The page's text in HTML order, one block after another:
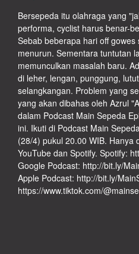
Bersepeda itu olahraga yang
performa, cyclist harus benar-
Sebab beberapa hari off
menurun. Sementara tuntutan
memunculkan masalah baru.
di leher, lengan, punggung,
selangkangan. Problem yang
yang akan dibahas oleh Azrul
dalam Podcast Main Sepeda
ini. Ikuti di Podcast Main
(28/4) pukul 20.00 WIB. Hanya
YouTube dan Spotify. Spotify:
Google Podcast: http://bit.ly/
Apple Podcast: http://bit.ly/
https://www.tiktok.com/